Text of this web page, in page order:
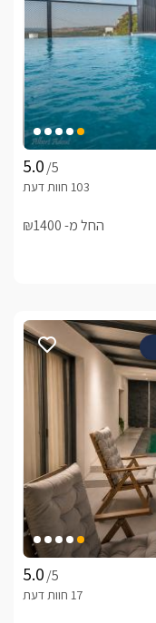
/5
החל מ- ₪1400
/5